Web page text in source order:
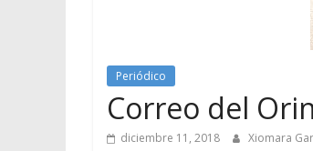
Periódico
Correo del
diciembre 11, 2018 Xiomara